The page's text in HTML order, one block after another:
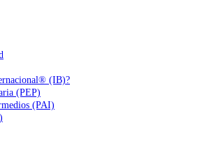
(IB)?
(PEP)
(PAI)